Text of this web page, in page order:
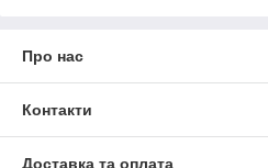
Про нас
Контакти
Доставка та оплата